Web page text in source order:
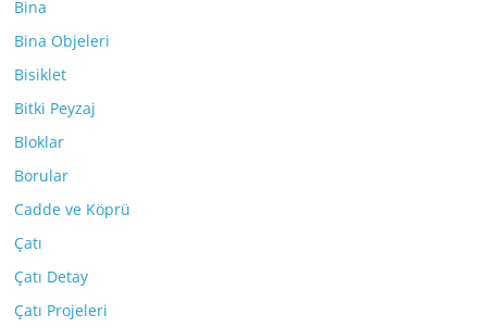
Bina
Bina Objeleri
Bisiklet
Bitki Peyzaj
Bloklar
Borular
Cadde ve Köprü
Çatı
Çatı Detay
Çatı Projeleri